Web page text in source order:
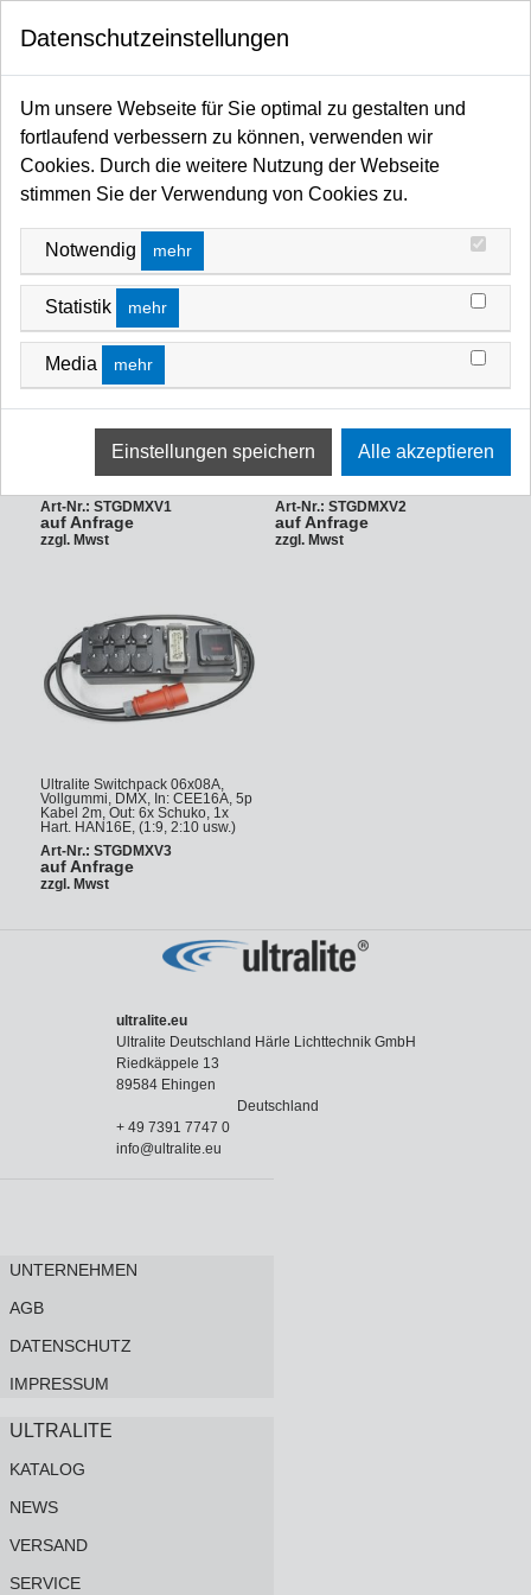
Startseite Kabel / Stecker / Verteiler
Stromverteiler
VOLLGUMMI DMX SWITCHPACKS
FILTERN NACH Name A Z
Ultralite Switchpack 06x08A,
Vollgummi, DMX, In: CEE16A, 5p
Art-Nr.: STGDMXV1
auf Anfrage
zzgl. Mwst
Ultralite Switchpack 06x08A,
Vollgummi, DMX, In: CEE16A, 5p
Art-Nr.: STGDMXV2
auf Anfrage
zzgl. Mwst
Ultralite Switchpack 06x08A,
Vollgummi, DMX, In: CEE16A, 5p
Kabel 2m, Out: 6x Schuko, 1x
Hart. HAN16E, (1:9, 2:10 usw.)
Art-Nr.: STGDMXV3
auf Anfrage
zzgl. Mwst
ultralite.eu
Ultralite Deutschland Härle Lichttechnik GmbH
Riedkäppele 13
89584 Ehingen
Deutschland
+ 49 7391 7747 0
info@ultralite.eu
UNTERNEHMEN
AGB
DATENSCHUTZ
IMPRESSUM
ULTRALITE
KATALOG
NEWS
VERSAND
SERVICE
Datenschutzeinstellungen
Um unsere Webseite für Sie optimal zu gestalten und
fortlaufend verbessern zu können, verwenden wir
Cookies. Durch die weitere Nutzung der Webseite
stimmen Sie der Verwendung von Cookies zu.
Notwendig mehr
Statistik mehr
Media mehr